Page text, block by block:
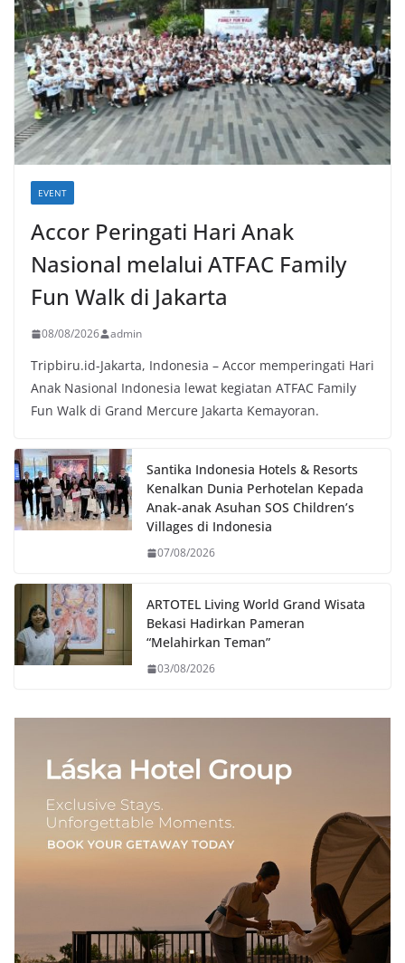
EVENT
Accor Peringati Hari Anak
Nasional melalui ATFAC Family
Fun Walk di Jakarta
08/08/2026 admin
Tripbiru.id-Jakarta, Indonesia – Accor memperingati Hari
Anak Nasional Indonesia lewat kegiatan ATFAC Family
Fun Walk di Grand Mercure Jakarta Kemayoran.
Santika Indonesia Hotels & Resorts
Kenalkan Dunia Perhotelan Kepada
Anak-anak Asuhan SOS Children’s
Villages di Indonesia
07/08/2026
ARTOTEL Living World Grand Wisata
Bekasi Hadirkan Pameran
“Melahirkan Teman”
03/08/2026